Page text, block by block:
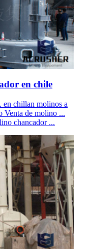
en chile
en chillan molinos a
Venta de molino ...
chancador ...